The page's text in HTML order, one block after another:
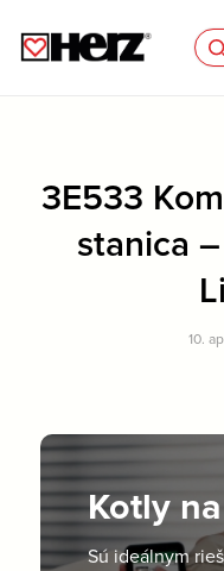
for:
3E533
stanica
10.
Kotly
Sú ideálnym